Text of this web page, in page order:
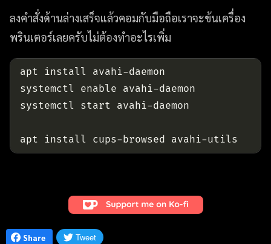
ลงคำสั่งด้านล่างเสร็จแล้วคอมกับมือถือเราจะข้นเครื่อง
พรินเตอร์เลยครับไม่ต้องทำอะไรเพิ่ม
Share Tweet